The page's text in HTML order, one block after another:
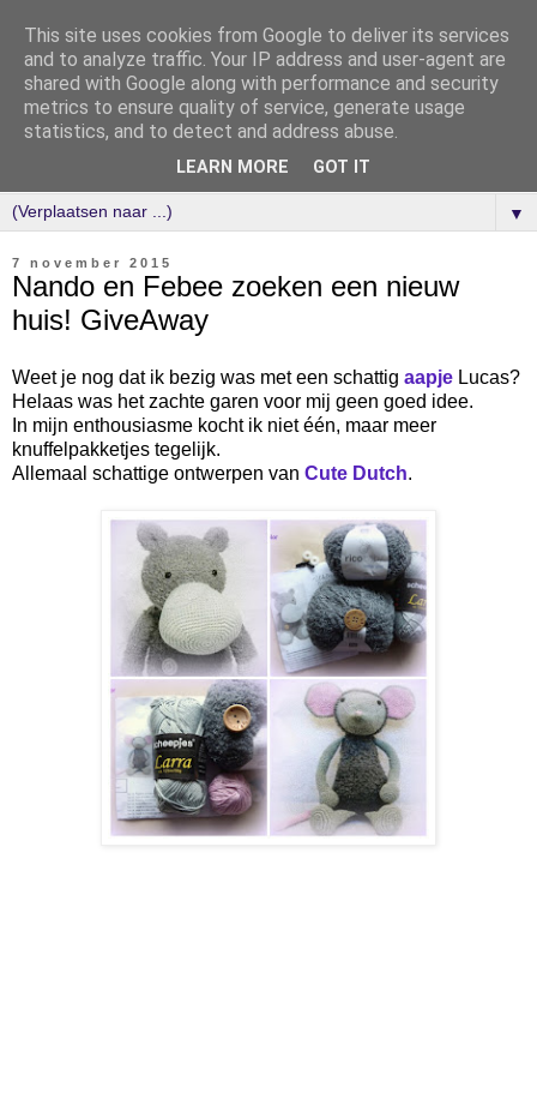
▼
7 november 2015
Nando en Febee zoeken een nieuw
huis! GiveAway
Weet je nog dat ik bezig was met een schattig aapje Lucas?
Helaas was het zachte garen voor mij geen goed idee.
In mijn enthousiasme kocht ik niet één, maar meer
knuffelpakketjes tegelijk.
Allemaal schattige ontwerpen van Cute Dutch.
This site uses cookies from Google to deliver its services
and to analyze traffic. Your IP address and user-agent are
shared with Google along with performance and security
metrics to ensure quality of service, generate usage
statistics, and to detect and address abuse.
LEARN MORE GOT IT